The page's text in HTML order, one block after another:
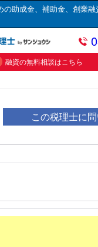
の助成金、補助金、創業
融資の無料相談はこちら
この税理士に